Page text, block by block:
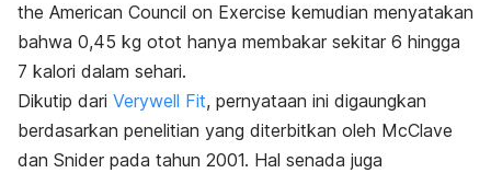
the American Council on Exercise kemudian menyatakan
bahwa 0,45 kg otot hanya membakar sekitar 6 hingga
7 kalori dalam sehari.
Dikutip dari Verywell Fit, pernyataan ini digaungkan
berdasarkan penelitian yang diterbitkan oleh McClave
dan Snider pada tahun 2001. Hal senada juga